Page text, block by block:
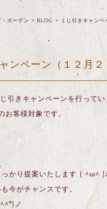
ガーデン > BLOG > くじ引きキャンペ
ンペーン（１２月２
引きキャンペーンを行って
客様対象です。
っかり提案いたします ( ^ω^
今がチャンスです。
ノ